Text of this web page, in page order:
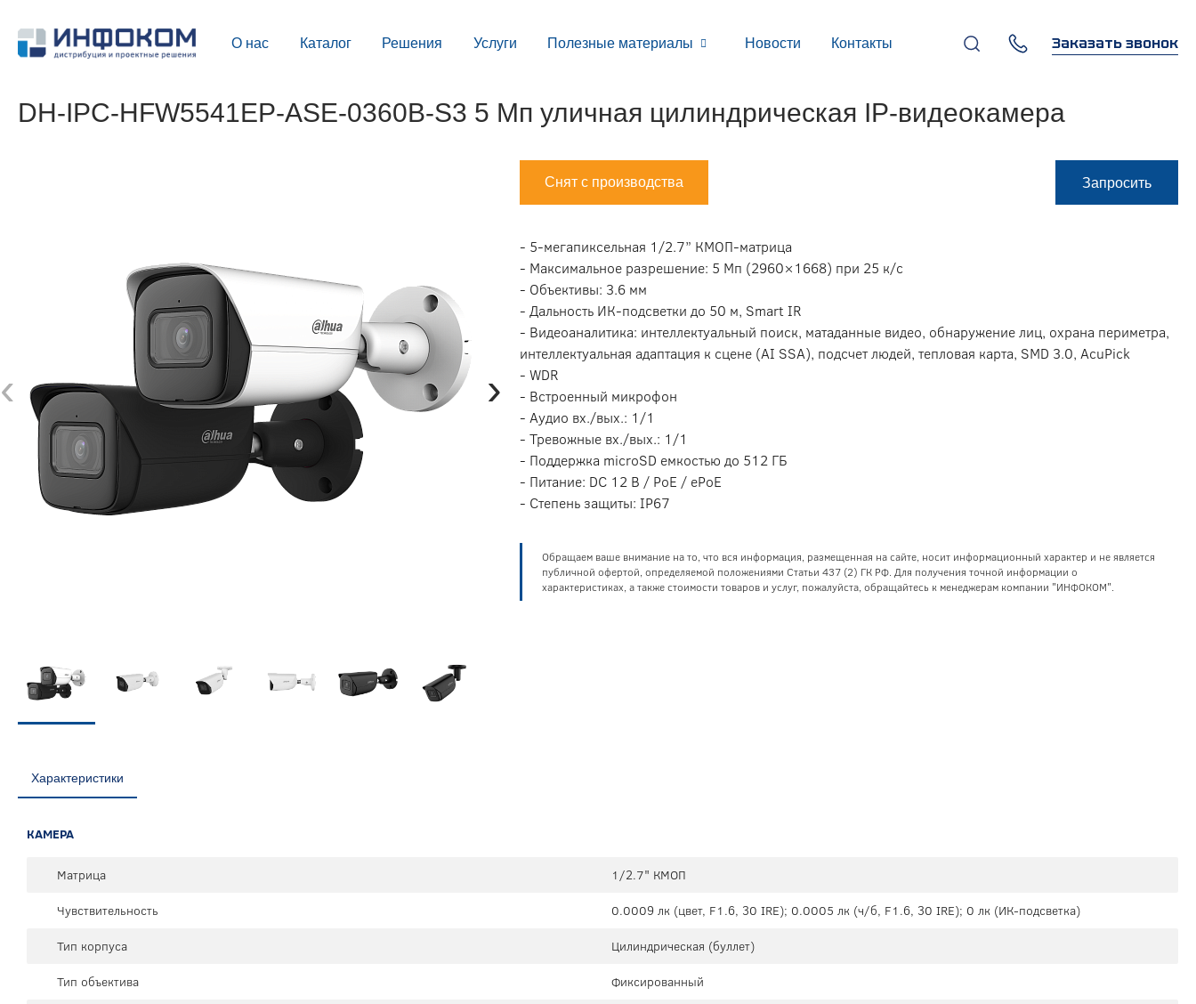
О нас Каталог Решения Услуги Полезные материалы Новости Контакты
г. Москва, 119270,
Лужнецкая наб., д. 6, стр. 1,
Заказать звонок
DH-IPC-HFW5541EP-ASE-0360B-S3 5 Мп уличная цилиндрическая IP-видеокамера
‹ ›
Снят с производства Запросить
- 5-мегапиксельная 1/2.7” КМОП-матрица
- Максимальное разрешение: 5 Мп (2960×1668) при 25 к/c
- Объективы: 3.6 мм
- Дальность ИК-подсветки до 50 м, Smart IR
- Видеоаналитика: интеллектуальный поиск, матаданные видео, обнаружение лиц, охрана периметра,
интеллектуальная адаптация к сцене (AI SSA), подсчет людей, тепловая карта, SMD 3.0, AcuPick
- WDR
- Встроенный микрофон
- Аудио вх./вых.: 1/1
- Тревожные вх./вых.: 1/1
- Поддержка microSD емкостью до 512 ГБ
- Питание: DC 12 В / PoE / ePoE
- Степень защиты: IP67
Обращаем ваше внимание на то, что вся информация, размещенная на сайте, носит информационный характер и не является
публичной офертой, определяемой положениями Статьи 437 (2) ГК РФ. Для получения точной информации о
характеристиках, а также стоимости товаров и услуг, пожалуйста, обращайтесь к менеджерам компании "ИНФОКОМ".
Характеристики
КАМЕРА
Матрица
1/2.7" КМОП
Чувствительность
0.0009 лк (цвет, F1.6, 30 IRE); 0.0005 лк (ч/б, F1.6, 30 IRE); 0 лк (ИК-подсветка)
Тип корпуса
Цилиндрическая (буллет)
Тип объектива
Фиксированный